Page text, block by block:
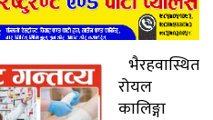
भैरहवास्थित
रोयल
कालिङ्गा